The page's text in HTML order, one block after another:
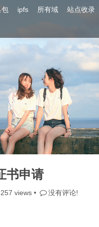
包 ipfs 所有域 站点收录
书申请
views • 没有评论!